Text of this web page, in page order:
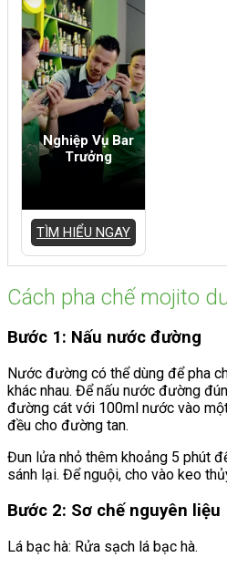
Nghiệp Vụ Bar
Trưởng
TÌM HIỂU NGAY
Cách pha chế mojito
Bước 1: Nấu nước đường
Nước đường có thể dùng để pha
khác nhau. Để nấu nước đường
đường cát với 100ml nước vào
đều cho đường tan.
Đun lửa nhỏ thêm khoảng 5 phút
sánh lại. Để nguội, cho vào keo
Bước 2: Sơ chế nguyên liệu
Lá bạc hà: Rửa sạch lá bạc hà.